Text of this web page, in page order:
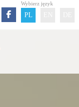
Wybierz język
PL